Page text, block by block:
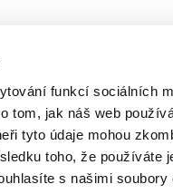
funkcí sociálních
tom, jak náš web
tyto údaje mohou
toho, že používáte
s našimi soubory